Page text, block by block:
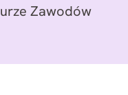
Zawodów